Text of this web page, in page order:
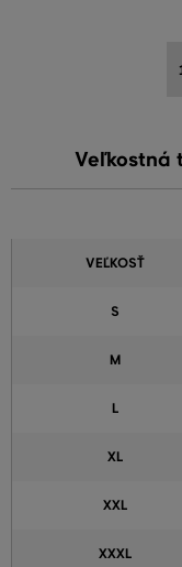
Veľkostná
VEĽKOSŤ
S
M
L
XL
XXL
XXXL